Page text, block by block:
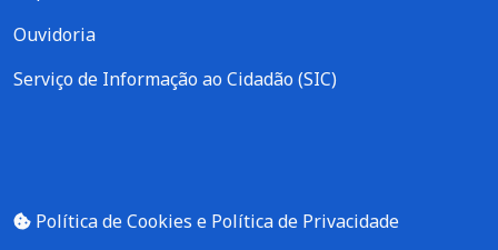
Ouvidoria
Serviço de Informação ao Cidadão (SIC)
Política de Cookies e Política de Privacidade